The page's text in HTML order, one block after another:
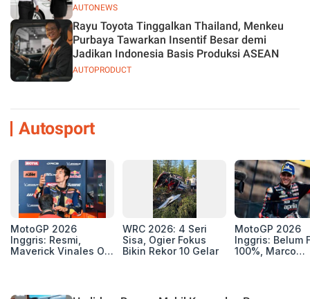
AUTONEWS
AUTOPRODUCT
Rayu Toyota Tinggalkan Thailand, Menkeu
Purbaya Tawarkan Insentif Besar demi
Jadikan Indonesia Basis Produksi ASEAN
Autosport
MotoGP 2026
Inggris: Resmi,
Maverick Vinales Out
Selanjutnya Belum
WRC 2026: 4 Seri
Sisa, Ogier Fokus
Bikin Rekor 10 Gelar
MotoGP 2026
Inggris: Belum
100%, Marco
GP